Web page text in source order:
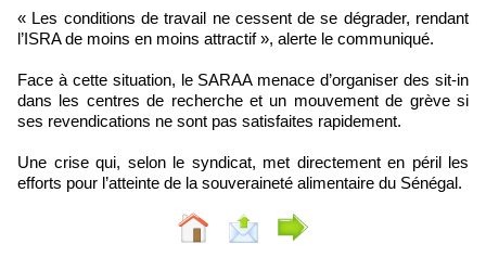
« Les conditions de travail ne cessent de se dégrader, rendant
l’ISRA de moins en moins attractif », alerte le communiqué.
Face à cette situation, le SARAA menace d’organiser des sit-in
dans les centres de recherche et un mouvement de grève si
ses revendications ne sont pas satisfaites rapidement.
Une crise qui, selon le syndicat, met directement en péril les
efforts pour l’atteinte de la souveraineté alimentaire du Sénégal.